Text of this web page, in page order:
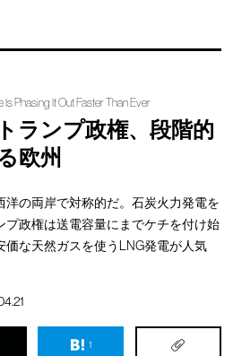
Phasing It Out Faster Than Ever
ランプ政権、段階的
欧州
洋の両岸で対称的だ。石炭火力発電を
プ政権は送電容量にまでケチを付け始
価な天然ガスを使うLNG発電が人気
1